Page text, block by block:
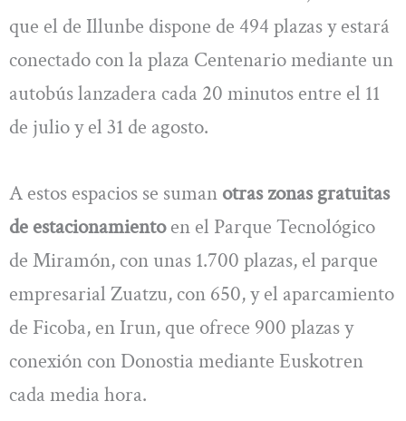
que el de Illunbe dispone de 494 plazas y estará
conectado con la plaza Centenario mediante un
autobús lanzadera cada 20 minutos entre el 11
de julio y el 31 de agosto.
A estos espacios se suman otras zonas gratuitas
de estacionamientoen el Parque Tecnológico
de Miramón, con unas 1.700 plazas, el parque
empresarial Zuatzu, con 650, y el aparcamiento
de Ficoba, en Irun, que ofrece 900 plazas y
conexión con Donostia mediante Euskotren
cada media hora.